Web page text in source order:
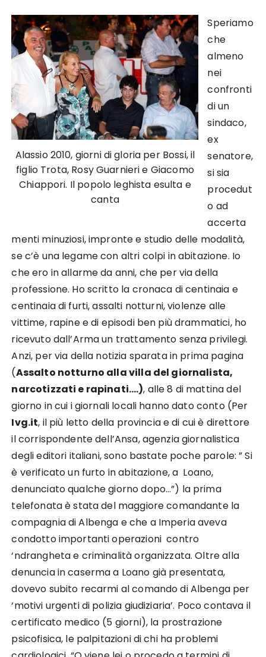
Alassio 2010, giorni di gloria per Bossi, il
figlio Trota, Rosy Guarnieri e Giacomo
Chiappori. Il popolo leghista esulta e
canta
Speriamo
che
almeno
nei
confronti
di un
sindaco,
ex
senatore,
si sia
procedut
o ad
accerta
menti minuziosi, impronte e studio delle modalità,
se c’è una legame con altri colpi in abitazione. Io
che ero in allarme da anni, che per via della
professione. Ho scritto la cronaca di centinaia e
centinaia di furti, assalti notturni, violenze alle
vittime, rapine e di episodi ben più drammatici, ho
ricevuto dall’Arma un trattamento senza privilegi.
Anzi, per via della notizia sparata in prima pagina
(Assalto notturno alla villa del giornalista,
narcotizzati e rapinati….), alle 8 di mattina del
giorno in cui i giornali locali hanno dato conto (Per
Ivg.it, il più letto della provincia e di cui è direttore
il corrispondente dell’Ansa, agenzia giornalistica
degli editori italiani, sono bastate poche parole: ” Si
è verificato un furto in abitazione, a Loano,
denunciato qualche giorno dopo…”) la prima
telefonata è stata del maggiore comandante la
compagnia di Albenga e che a Imperia aveva
condotto importanti operazioni contro
‘ndrangheta e criminalità organizzata. Oltre alla
denuncia in caserma a Loano già presentata,
dovevo subito recarmi al comando di Albenga per
‘motivi urgenti di polizia giudiziaria’. Poco contava il
certificato medico (5 giorni), la prostrazione
psicofisica, le palpitazioni di chi ha problemi